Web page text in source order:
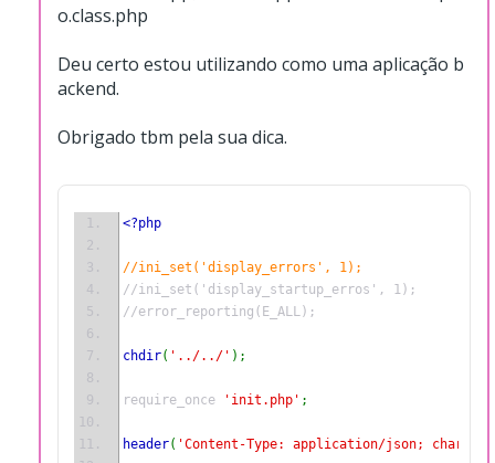
o.class.php
Deu certo estou utilizando como uma aplicação b
ackend.
Obrigado tbm pela sua dica.
<?php
//ini_set('display_errors', 1);
//ini_set('display_startup_erros', 1);
//error_reporting(E_ALL);
chdir( '../../' );
require_once 'init.php' ;
header( 'Content-Type: application/json;